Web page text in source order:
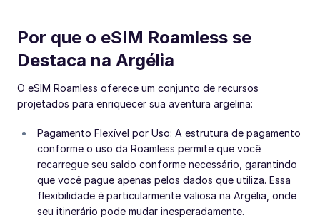
Por que o eSIM Roamless se
Destaca na Argélia
O eSIM Roamless oferece um conjunto de recursos
projetados para enriquecer sua aventura argelina:
Pagamento Flexível por Uso: A estrutura de pagamento
conforme o uso da Roamless permite que você
recarregue seu saldo conforme necessário, garantindo
que você pague apenas pelos dados que utiliza. Essa
flexibilidade é particularmente valiosa na Argélia, onde
seu itinerário pode mudar inesperadamente.